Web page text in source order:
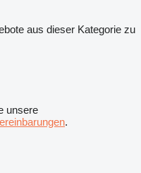
aus dieser Kategorie zu
unsere
.